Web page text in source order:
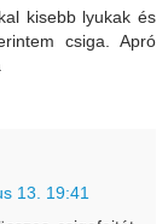
kisebb lyukak és
csiga. Apró
13. 19:41